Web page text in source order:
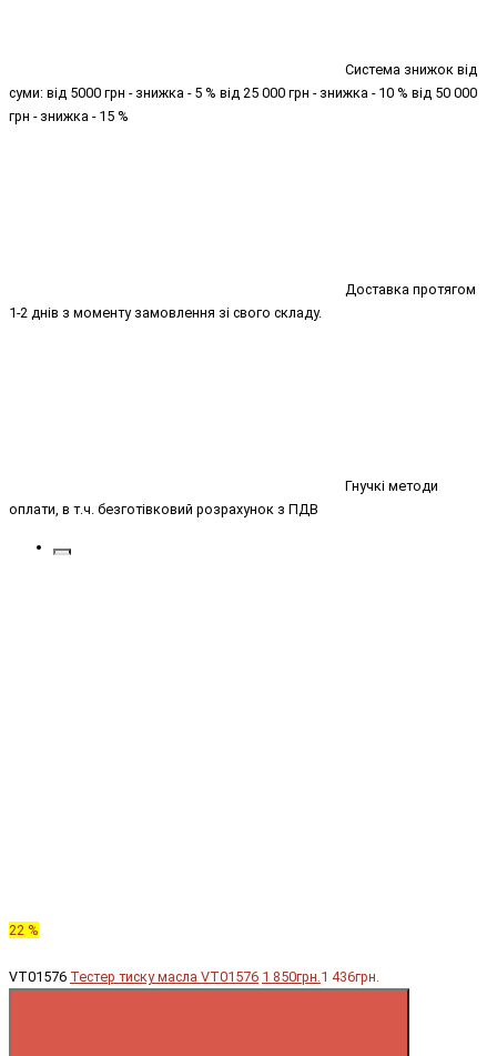
Система знижок від
суми: від 5000 грн - знижка - 5 % від 25 000 грн - знижка - 10 % від 50 000
грн - знижка - 15 %
Доставка протягом
1-2 днів з моменту замовлення зі свого складу.
Гнучкі методи
оплати, в т.ч. безготівковий розрахунок з ПДВ
22 %
VT01576 Тестер тиску масла VT01576 1 850грн.1 436грн.